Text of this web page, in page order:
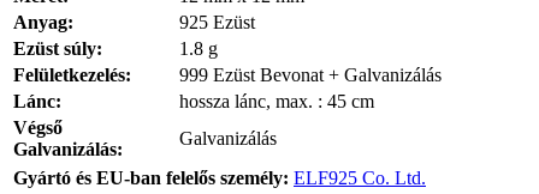
Anyag:
925 Ezüst
Ezüst súly:
1.8 g
Felületkezelés:
999 Ezüst Bevonat + Galvanizálás
Lánc:
hossza lánc, max. : 45 cm
Végső
Galvanizálás:
Galvanizálás
Gyártó és EU-ban felelős személy: ELF925 Co. Ltd.